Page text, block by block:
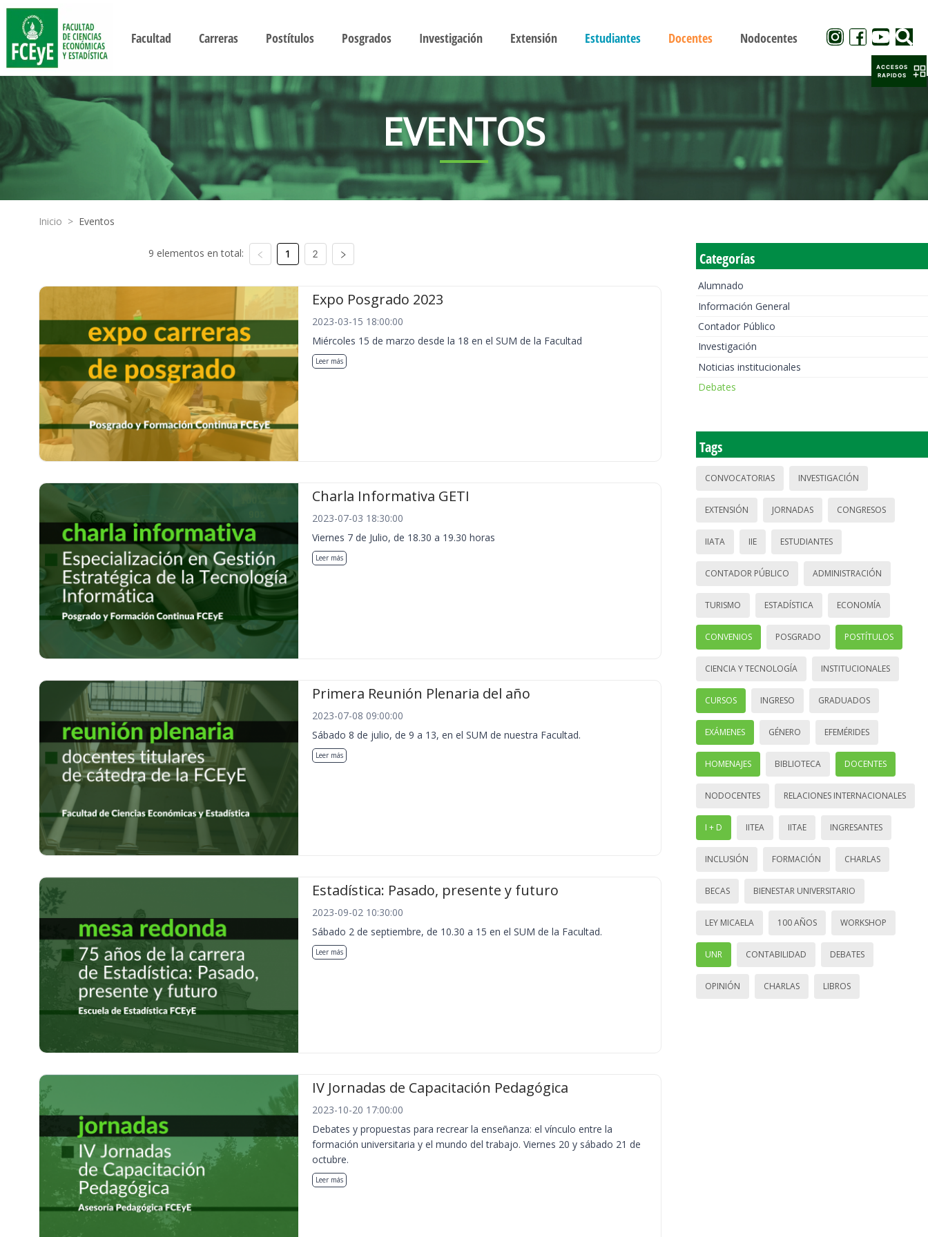
Facultad Carreras Postítulos Posgrados Investigación Extensión Estudiantes Docentes Nodocentes
EVENTOS
Inicio > Eventos
9 elementos en total: 1 2
Expo Posgrado 2023
2023-03-15 18:00:00
Miércoles 15 de marzo desde la 18 en el SUM de la Facultad
Leer más
Charla Informativa GETI
2023-07-03 18:30:00
Viernes 7 de Julio, de 18.30 a 19.30 horas
Leer más
Primera Reunión Plenaria del año
2023-07-08 09:00:00
Sábado 8 de julio, de 9 a 13, en el SUM de nuestra Facultad.
Leer más
Estadística: Pasado, presente y futuro
2023-09-02 10:30:00
Sábado 2 de septiembre, de 10.30 a 15 en el SUM de la Facultad.
Leer más
IV Jornadas de Capacitación Pedagógica
2023-10-20 17:00:00
Debates y propuestas para recrear la enseñanza: el vínculo entre la
formación universitaria y el mundo del trabajo. Viernes 20 y sábado 21 de
octubre.
Leer más
Categorías
Alumnado
Información General
Contador Público
Investigación
Noticias institucionales
Debates
Tags
CONVOCATORIAS INVESTIGACIÓN
EXTENSIÓN JORNADAS CONGRESOS
IIATA IIE ESTUDIANTES
CONTADOR PÚBLICO ADMINISTRACIÓN
TURISMO ESTADÍSTICA ECONOMÍA
CONVENIOS POSGRADO POSTÍTULOS
CIENCIA Y TECNOLOGÍA INSTITUCIONALES
CURSOS INGRESO GRADUADOS
EXÁMENES GÉNERO EFEMÉRIDES
HOMENAJES BIBLIOTECA DOCENTES
NODOCENTES RELACIONES INTERNACIONALES
I + D IITEA IITAE INGRESANTES
INCLUSIÓN FORMACIÓN CHARLAS
BECAS BIENESTAR UNIVERSITARIO
LEY MICAELA 100 AÑOS WORKSHOP
UNR CONTABILIDAD DEBATES
OPINIÓN CHARLAS LIBROS
ACCESOS
RAPIDOS